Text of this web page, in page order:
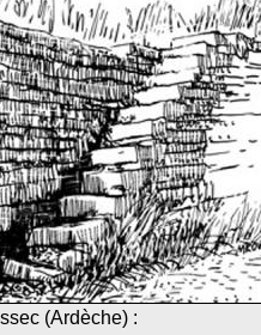
(Ardèche) :